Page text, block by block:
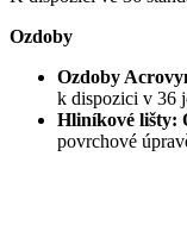
Ozdoby
Ozdoby
k dispozici v 36
Hliníkové lišty:
povrchové